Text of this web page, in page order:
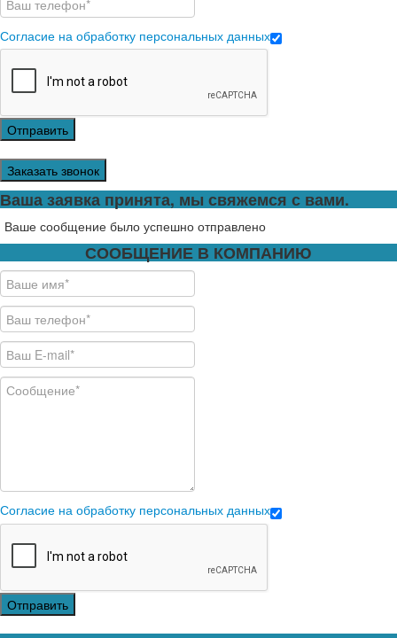
Согласие на обработку персональных данных
Отправить
Заказать звонок
Ваша заявка принята, мы свяжемся с вами.
Ваше сообщение было успешно отправлено
СООБЩЕНИЕ В КОМПАНИЮ
Согласие на обработку персональных данных
Отправить